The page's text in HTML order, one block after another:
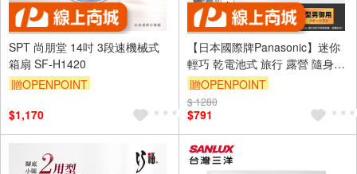
SPT 尚朋堂 14吋 3段速機械式
箱扇 SF-H1420
贈OPENPOINT
$1,170
【日本國際牌Panasonic】迷你
輕巧 乾電池式 旅行 露營 隨身電
動刮鬍刀(可拆式清潔)ES6500P-
W
贈OPENPOINT
$ 1280
$791